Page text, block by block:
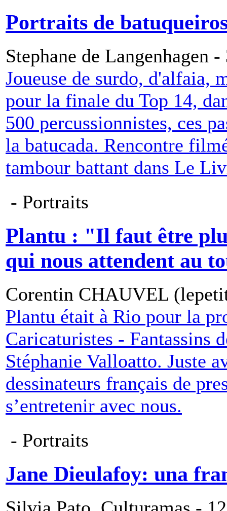
Portraits de
Stephane de Langenhagen
Joueuse de surdo, d'alfaia,
pour la finale du Top 14,
500 percussionnistes, ces
la batucada. Rencontre
tambour battant dans Le
- Portraits
Plantu : "Il faut être
qui nous attendent au
Corentin CHAUVEL
Plantu était à Rio pour la
Caricaturistes - Fantassins
Stéphanie Valloatto. Juste
dessinateurs français de
s’entretenir avec nous.
- Portraits
Jane Dieulafoy: una